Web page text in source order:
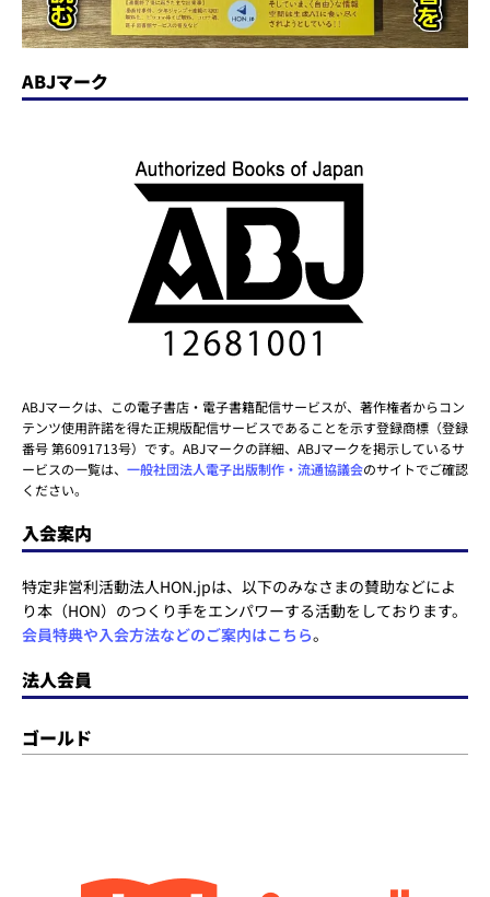
ABJマーク
ABJマークは、この電子書店・電子書籍配信サービスが、著作権者からコン
テンツ使用許諾を得た正規版配信サービスであることを示す登録商標（登録
番号 第6091713号）です。ABJマークの詳細、ABJマークを掲示しているサ
ービスの一覧は、 一般社団法人電子出版制作・流通協議会のサイトでご確認
ください。
入会案内
特定非営利活動法人HON.jpは、以下のみなさまの賛助などによ
り本（HON）のつくり手をエンパワーする活動をしております。
会員特典や入会方法などのご案内はこちら。
法人会員
ゴールド